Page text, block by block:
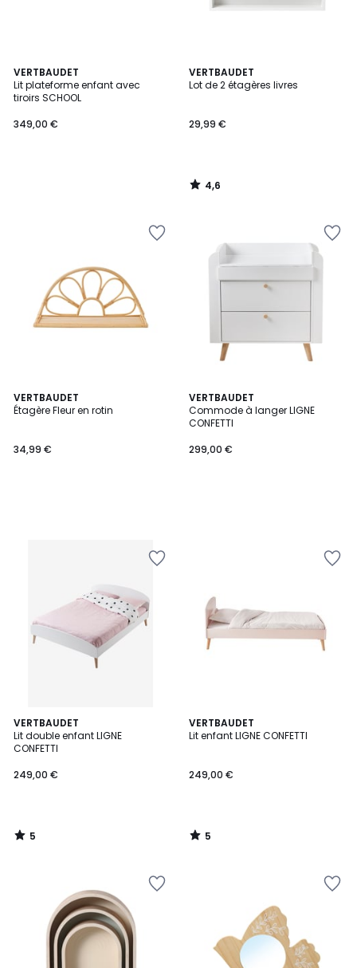
VERTBAUDET
Lit plateforme enfant avec
tiroirs SCHOOL
349,00 €
VERTBAUDET
Lot de 2 étagères livres
29,99 €
4,6
/ 5
4,6
/
VERTBAUDET
Étagère Fleur en rotin
34,99 €
VERTBAUDET
Commode à langer LIGNE
CONFETTI
299,00 €
VERTBAUDET
Lit double enfant LIGNE
CONFETTI
249,00 €
5
/
5
5
/
VERTBAUDET
Lit enfant LIGNE CONFETTI
249,00 €
5
/
5
/